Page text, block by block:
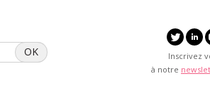
Inscrivez
à notre